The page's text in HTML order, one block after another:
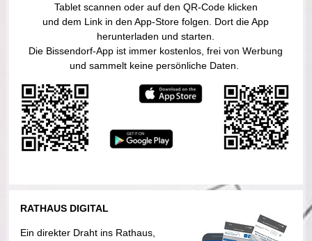
Tablet scannen oder auf den QR-Code klicken
und dem Link in den App-Store folgen. Dort die App
herunterladen und starten.
Die Bissendorf-App ist immer kostenlos, frei von Werbung
und sammelt keine persönliche Daten.
RATHAUS DIGITAL
Ein direkter Draht ins Rathaus,